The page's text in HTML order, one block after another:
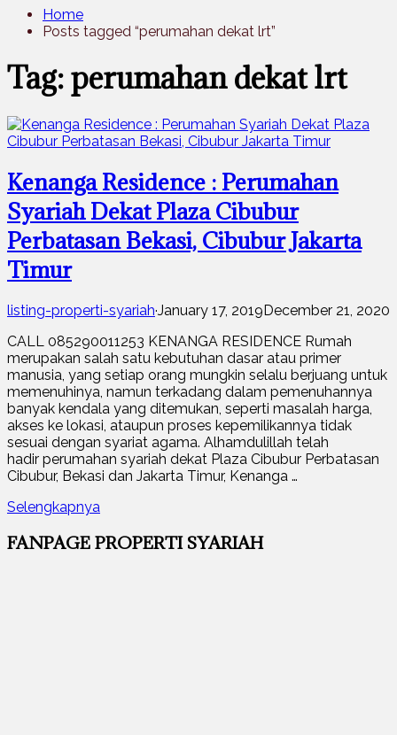
Home
Posts tagged “perumahan dekat lrt”
Tag: perumahan dekat lrt
Kenanga Residence : Perumahan
Syariah Dekat Plaza Cibubur
Perbatasan Bekasi, Cibubur Jakarta
Timur
listing-properti-syariah·January 17, 2019December 21, 2020
CALL 085290011253 KENANGA RESIDENCE Rumah
merupakan salah satu kebutuhan dasar atau primer
manusia, yang setiap orang mungkin selalu berjuang untuk
memenuhinya, namun terkadang dalam pemenuhannya
banyak kendala yang ditemukan, seperti masalah harga,
akses ke lokasi, ataupun proses kepemilikannya tidak
sesuai dengan syariat agama. Alhamdulillah telah
hadir perumahan syariah dekat Plaza Cibubur Perbatasan
Cibubur, Bekasi dan Jakarta Timur, Kenanga …
Selengkapnya
FANPAGE PROPERTI SYARIAH